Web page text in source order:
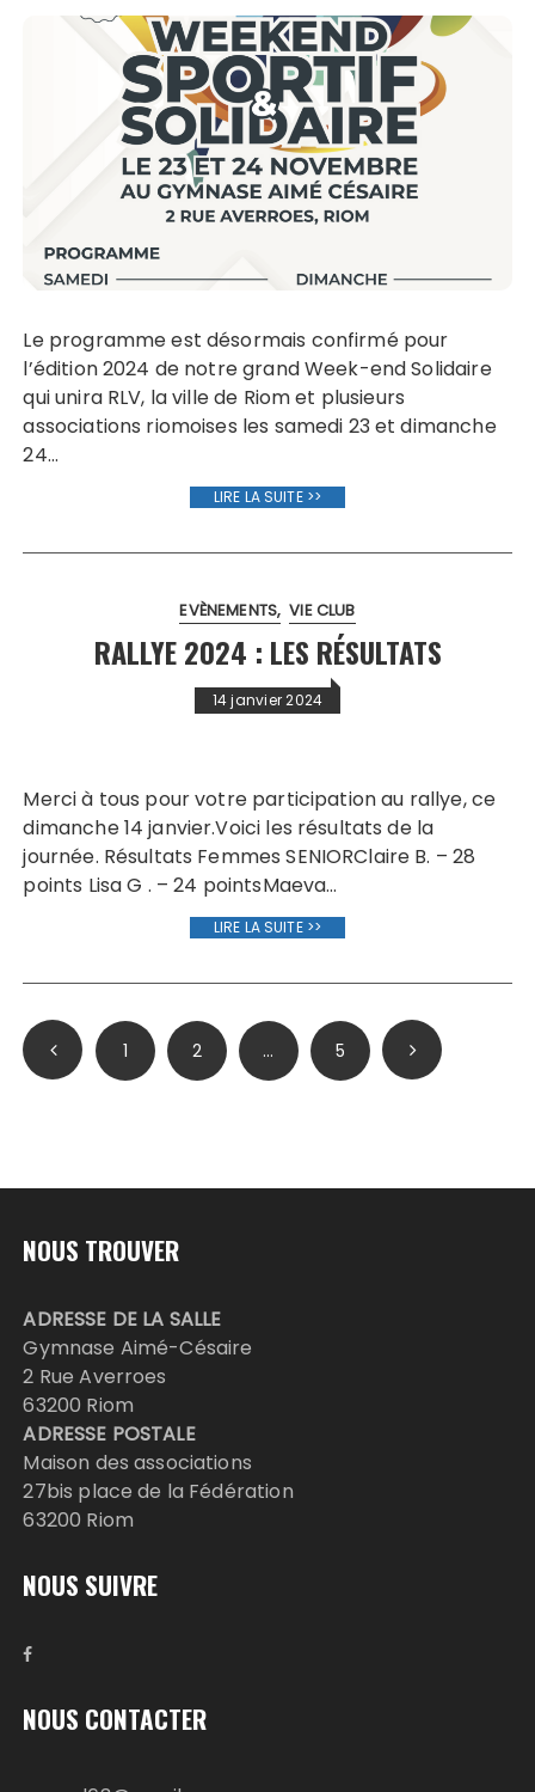
Le programme est désormais confirmé pour
l’édition 2024 de notre grand Week-end Solidaire
qui unira RLV, la ville de Riom et plusieurs
associations riomoises les samedi 23 et dimanche
24…
LIRE LA SUITE >>
EVÈNEMENTS VIE CLUB
RALLYE 2024 : LES RÉSULTATS
14 janvier 2024
Merci à tous pour votre participation au rallye, ce
dimanche 14 janvier.Voici les résultats de la
journée. Résultats Femmes SENIORClaire B. – 28
points Lisa G . – 24 pointsMaeva…
LIRE LA SUITE >>
Pagination
des 1 2 … 5
NOUS TROUVER
ADRESSE DE LA SALLE
Gymnase Aimé-Césaire
2 Rue Averroes
63200 Riom
ADRESSE POSTALE
Maison des associations
27bis place de la Fédération
63200 Riom
NOUS SUIVRE
NOUS CONTACTER